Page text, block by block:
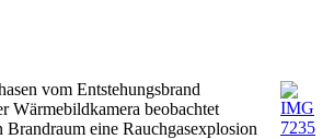
vom Entstehungsbrand
Wärmebildkamera beobachtet
eine Rauchgasexplosion